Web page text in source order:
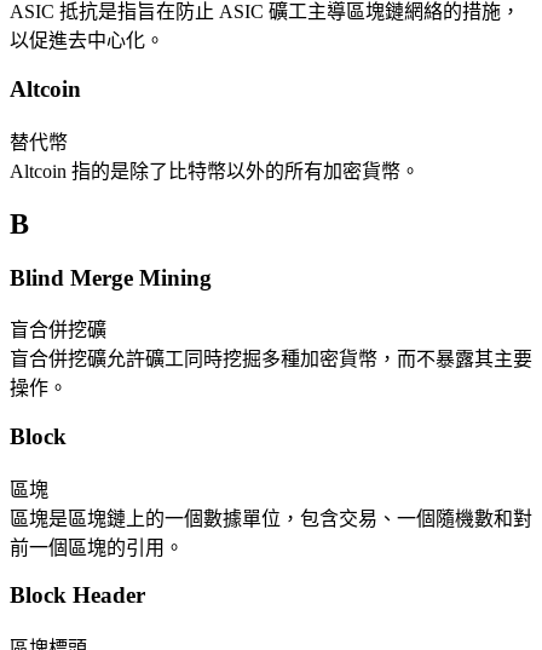
ASIC 抵抗是指旨在防止 ASIC 礦工主導區塊鏈網絡的措施，
以促進去中心化。
Altcoin
替代幣
Altcoin 指的是除了比特幣以外的所有加密貨幣。
B
Blind Merge Mining
盲合併挖礦
盲合併挖礦允許礦工同時挖掘多種加密貨幣，而不暴露其主要
操作。
Block
區塊
區塊是區塊鏈上的一個數據單位，包含交易、一個隨機數和對
前一個區塊的引用。
Block Header